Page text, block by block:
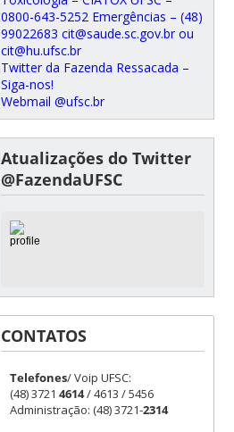
0800-643-5252 Emergências – (48)
99022683 cit@saude.sc.gov.br ou
cit@hu.ufsc.br
Twitter da Fazenda Ressacada –
Siga-nos!
Webmail @ufsc.br
Atualizações do Twitter
@FazendaUFSC
CONTATOS
Telefones/ Voip UFSC:
(48) 3721 4614/ 4613 / 5456
Administração: (48) 3721-2314